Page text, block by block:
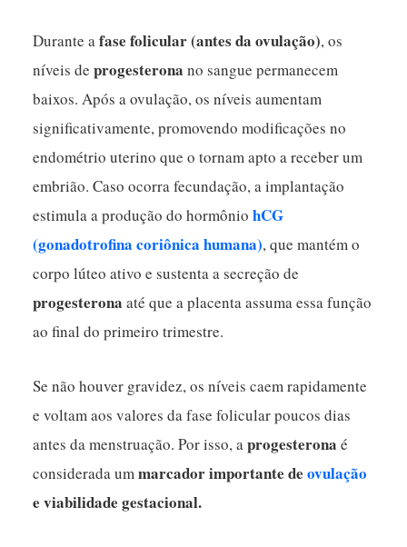
Durante afase folicular (antes da ovulação), os
níveis deprogesterona no sangue permanecem
baixos. Após a ovulação, os níveis aumentam
significativamente, promovendo modificações no
endométrio uterino que o tornam apto a receber um
embrião. Caso ocorra fecundação, a implantação
estimula a produção do hormôniohCG
(gonadotrofina coriônica humana), que mantém o
corpo lúteo ativo e sustenta a secreção de
progesterona até que a placenta assuma essa função
ao final do primeiro trimestre.
Se não houver gravidez, os níveis caem rapidamente
e voltam aos valores da fase folicular poucos dias
antes da menstruação. Por isso, aprogesterona é
considerada ummarcador importante de ovulação
e viabilidade gestacional.